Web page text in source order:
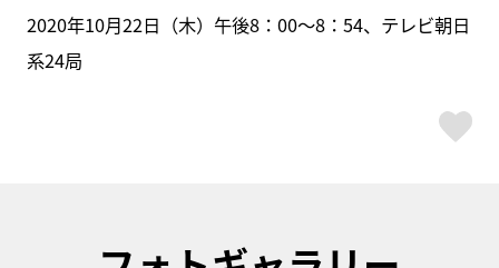
2020年10月22日（木）午後8：00〜8：54、テレビ朝日
系24局